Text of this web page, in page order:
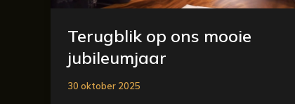
Terugblik op ons mooie
jubileumjaar
30 oktober 2025